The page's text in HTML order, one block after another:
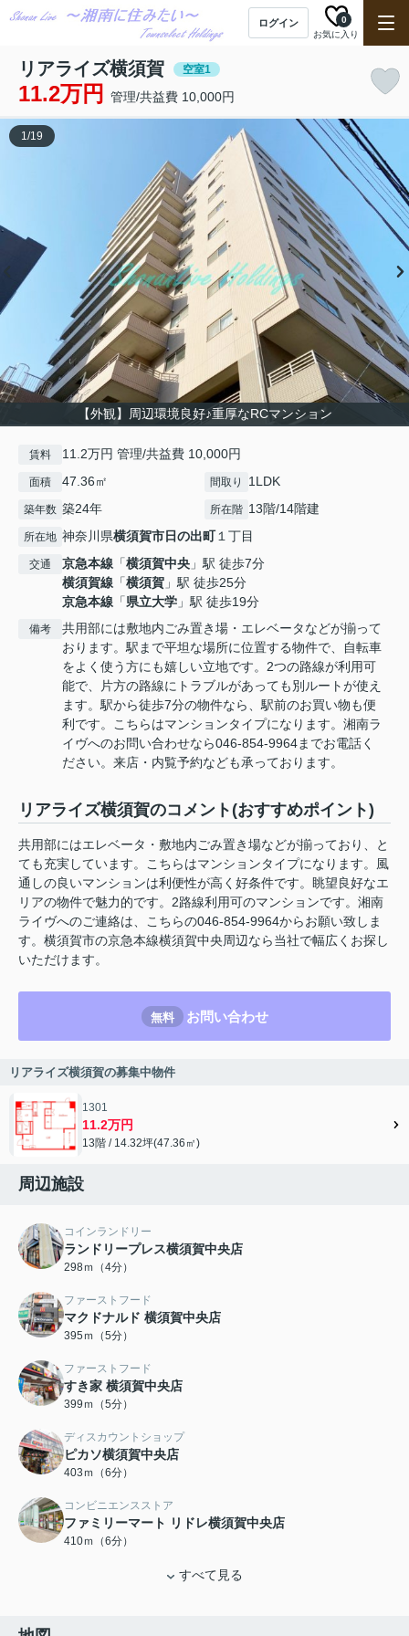
ログイン
お気に入り
0
リアライズ横須賀 空室1
11.2万円 管理/共益費 10,000円
【外観】周辺環境良好♪重厚なRCマンション
1/19
賃料 11.2万円 管理/共益費 10,000円
面積 47.36㎡ 間取り 1LDK
築年数 築24年 所在階 13階/14階建
所在地 神奈川県横須賀市日の出町１丁目
交通 京急本線 「横須賀中央 」駅 徒歩7分
横須賀線 「横須賀 」駅 徒歩25分
京急本線 「県立大学 」駅 徒歩19分
備考
共用部には敷地内ごみ置き場・エレベータなどが揃って
おります。駅まで平坦な場所に位置する物件で、自転車
をよく使う方にも嬉しい立地です。2つの路線が利用可
能で、片方の路線にトラブルがあっても別ルートが使え
ます。駅から徒歩7分の物件なら、駅前のお買い物も便
利です。こちらはマンションタイプになります。湘南ラ
イヴへのお問い合わせなら046-854-9964までお電話く
ださい。来店・内覧予約なども承っております。
リアライズ横須賀のコメント(おすすめポイント)
共用部にはエレベータ・敷地内ごみ置き場などが揃っており、と
ても充実しています。こちらはマンションタイプになります。風
通しの良いマンションは利便性が高く好条件です。眺望良好なエ
リアの物件で魅力的です。2路線利用可のマンションです。湘南
ライヴへのご連絡は、こちらの046-854-9964からお願い致しま
す。横須賀市の京急本線横須賀中央周辺なら当社で幅広くお探し
いただけます。
無料 お問い合わせ
リアライズ横須賀の募集中物件
1301
11.2万円
13階 / 14.32坪(47.36㎡)
周辺施設
コインランドリー
ランドリープレス横須賀中央店
298ｍ（4分）
ファーストフード
マクドナルド 横須賀中央店
395ｍ（5分）
ファーストフード
すき家 横須賀中央店
399ｍ（5分）
ディスカウントショップ
ピカソ横須賀中央店
403ｍ（6分）
コンビニエンスストア
ファミリーマート リドレ横須賀中央店
410ｍ（6分）
すべて見る